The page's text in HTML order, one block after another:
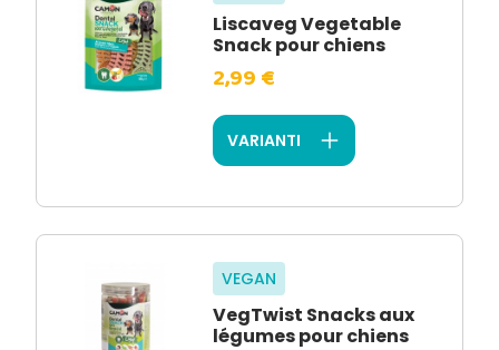
Liscaveg Vegetable
Snack pour chiens
2,99 €
VARIANTI
VEGAN
VegTwist Snacks aux
légumes pour chiens